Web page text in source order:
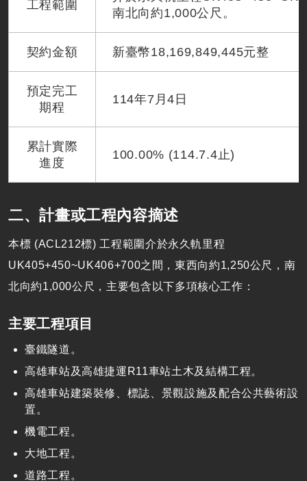
工程範圍
南北向約1,000公尺。
契約金額 新臺幣18,169,849,445元整
預定完工
期程
114年7月4日
累計實際
進度
100.00% (114.7.4止)
二、計畫或工程內容摘述
本標 (ACL212標) 工程範圍介於永久軌里程
UK405+450~UK406+700之間，東西向約1,250公尺，南
北向約1,000公尺，主要包含以下多項核心工作：
主要工程項目
臺鐵隧道。
高雄車站及高雄捷運R11車站土木及結構工程。
高雄車站建築裝修、標誌、景觀設施及配合公共藝術設
置。
機電工程。
大地工程。
道路工程。